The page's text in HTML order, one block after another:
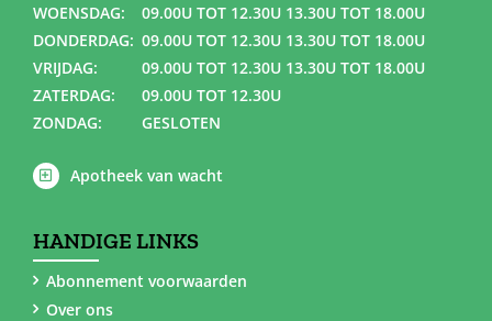
WOENSDAG:
09.00U TOT 12.30U 13.30U TOT 18.00U
DONDERDAG: 09.00U TOT 12.30U 13.30U TOT 18.00U
VRIJDAG:
09.00U TOT 12.30U 13.30U TOT 18.00U
ZATERDAG:
09.00U TOT 12.30U
ZONDAG:
GESLOTEN
Apotheek van wacht
HANDIGE LINKS
Abonnement voorwaarden
Over ons